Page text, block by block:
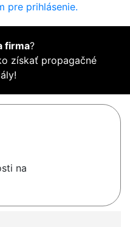
pre prihlásenie.
firma?
získať propagačné
na